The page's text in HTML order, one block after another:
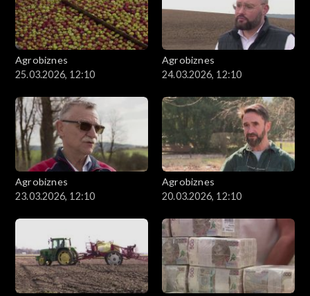
Agrobiznes
25.03.2026, 12:10
Agrobiznes
24.03.2026, 12:10
Agrobiznes
23.03.2026, 12:10
Agrobiznes
20.03.2026, 12:10